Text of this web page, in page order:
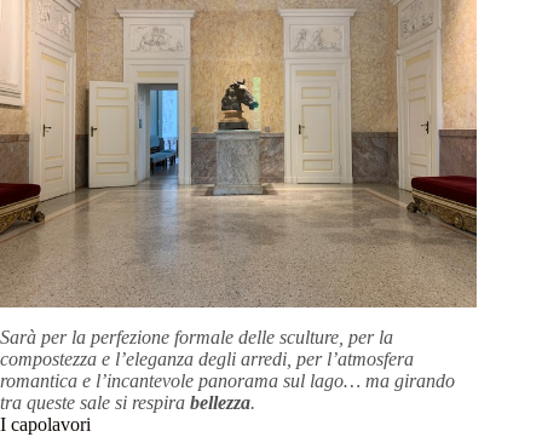
Sarà per la perfezione formale delle sculture, per la
compostezza e l’eleganza degli arredi, per l’atmosfera
romantica e l’incantevole panorama sul lago… ma girando
tra queste sale si respira bellezza.
I capolavori